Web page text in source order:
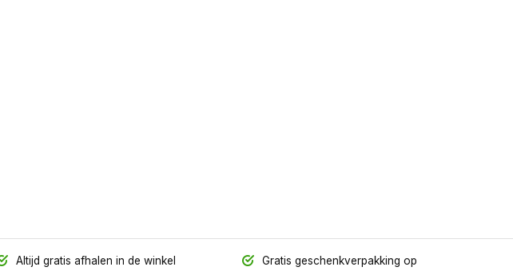
Altijd gratis afhalen in de winkel
Gratis geschenkverpakking op